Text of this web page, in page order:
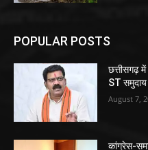
POPULAR POSTS
छत्तीसगढ़
ST समुदाय
August 7,
कांग्रेस-